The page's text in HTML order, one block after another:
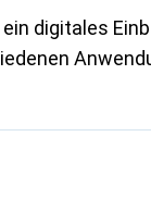
digitales